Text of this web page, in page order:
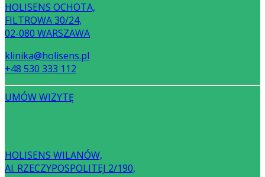
HOLISENS OCHOTA,
FILTROWA 30/24,
02-080 WARSZAWA
klinika@holisens.pl
+48 530 333 112
UMÓW WIZYTĘ
HOLISENS WILANÓW,
Al. RZECZYPOSPOLITEJ 2/190,